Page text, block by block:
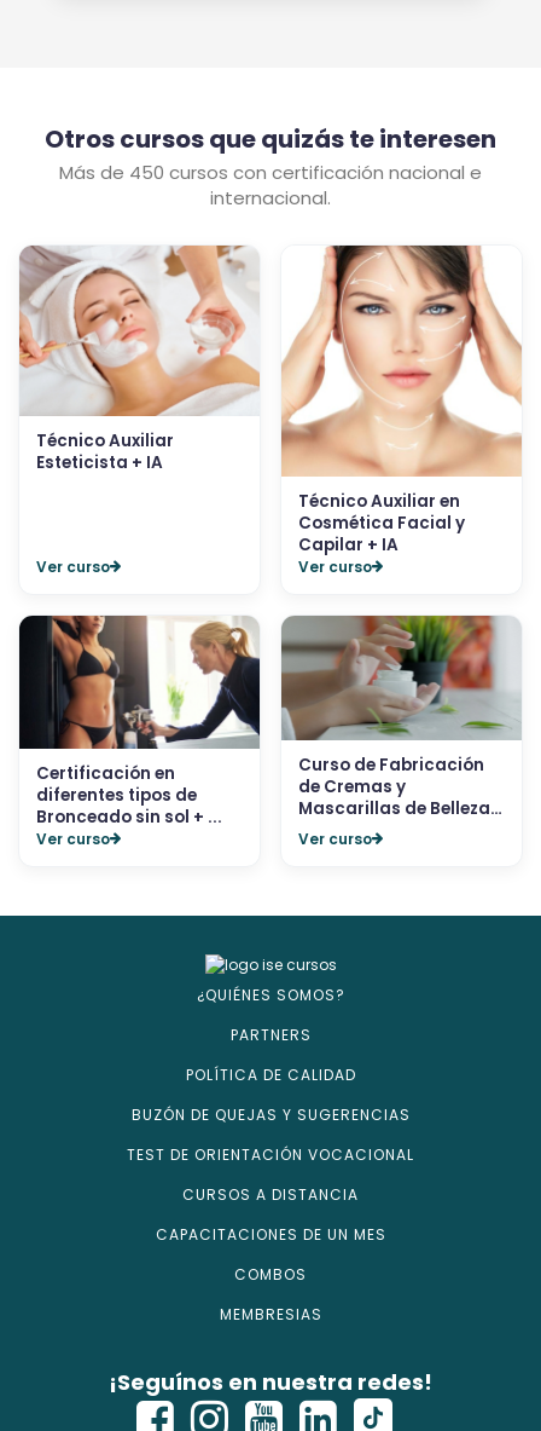
Otros cursos que quizás te interesen
Más de 450 cursos con certificación nacional e
internacional.
Técnico Auxiliar
Esteticista + IA
Ver curso
Técnico Auxiliar en
Cosmética Facial y
Capilar + IA
Ver curso
Certificación en
diferentes tipos de
Bronceado sin sol + ...
Ver curso
Curso de Fabricación
de Cremas y
Mascarillas de Belleza
+...
Ver curso
¿QUIÉNES SOMOS?
PARTNERS
POLÍTICA DE CALIDAD
BUZÓN DE QUEJAS Y SUGERENCIAS
TEST DE ORIENTACIÓN VOCACIONAL
CURSOS A DISTANCIA
CAPACITACIONES DE UN MES
COMBOS
MEMBRESIAS
¡Seguínos en nuestra redes!